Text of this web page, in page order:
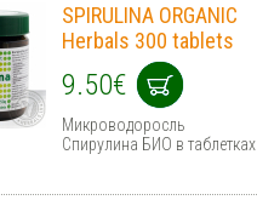
SPIRULINA ORGANIC
Herbals 300 tablets
9.50€
Микроводоросль
Спирулина БИО в таблетках